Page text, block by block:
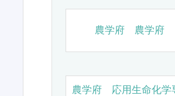
農学府 農学府
農学府 応用生命化学